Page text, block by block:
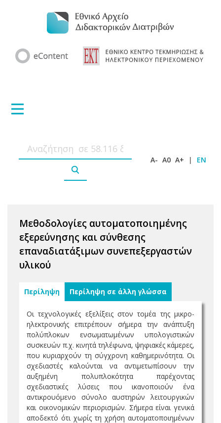
A- A0 A+ | EN
Μεθοδολογίες αυτοματοποιημένης
εξερεύνησης και σύνθεσης
επαναδιατάξιμων συνεπεξεργαστών
υλικού
Περίληψη Περίληψη σε άλλη γλώσσα
Οι τεχνολογικές εξελίξεις στον τομέα της μικρο-
ηλεκτρονικής επιτρέπουν σήμερα την ανάπτυξη
πολύπλοκων ενσωματωμένων υπολογιστικών
συσκευών π.χ. κινητά τηλέφωνα, ψηφιακές κάμερες,
που κυριαρχούν τη σύγχρονη καθημερινότητα. Οι
σχεδιαστές καλούνται να αντιμετωπίσουν την
αυξημένη πολυπλοκότητα παρέχοντας
σχεδιαστικές λύσεις που ικανοποιούν ένα
αντικρουόμενο σύνολο αυστηρών λειτουργικών
και οικονομικών περιορισμών. Σήμερα είναι γενικά
αποδεκτό ότι χωρίς τη χρήση αυτοματοποιημένων